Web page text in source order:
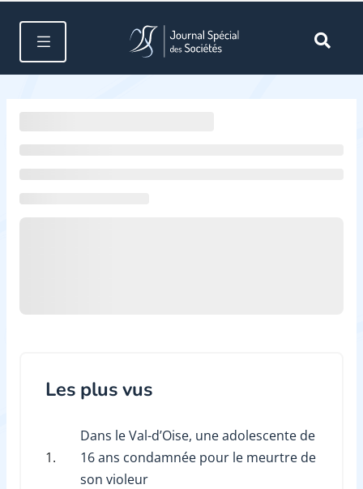
Les plus vus
1.
Dans le Val-d’Oise, une adolescente de
16 ans condamnée pour le meurtre de
son violeur